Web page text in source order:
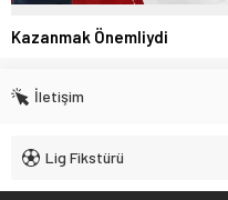
Kazanmak Önemliydi
İletişim
Lig Fikstürü